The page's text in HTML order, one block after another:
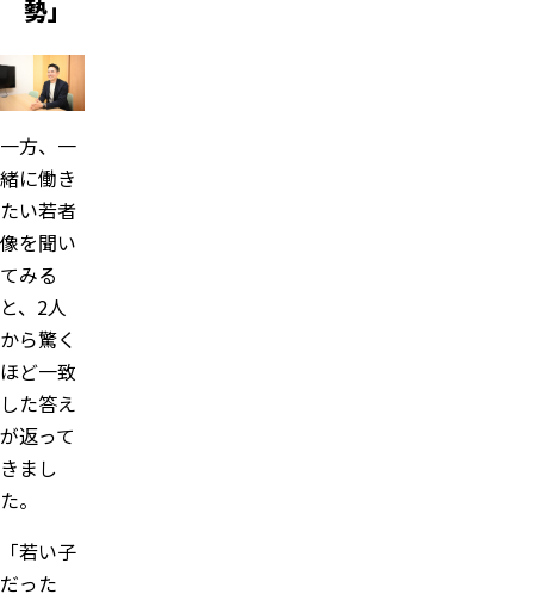
勢」
一方、一
緒に働き
たい若者
像を聞い
てみる
と、2人
から驚く
ほど一致
した答え
が返って
きまし
た。
「若い子
だった